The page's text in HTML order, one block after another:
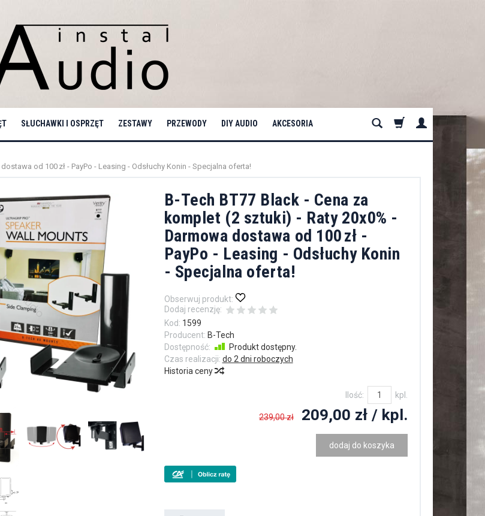
SŁUCHAWKI I OSPRZĘT ZESTAWY PRZEWODY DIY AUDIO AKCESORIA
od 100 zł - PayPo - Leasing - Odsłuchy Konin - Specjalna oferta!
B-Tech BT77 Black - Cena za
komplet (2 sztuki) - Raty 20x0% -
Darmowa dostawa od 100 zł -
PayPo - Leasing - Odsłuchy Konin
- Specjalna oferta!
Obserwuj produkt:
Dodaj recenzję:
Kod: 1599
Producent: B-Tech
Dostępność:
Produkt dostępny.
Czas realizacji: do 2 dni roboczych
Historia ceny
Ilość: kpl.
239,00 zł 209,00 zł/ kpl.
dodaj do koszyka